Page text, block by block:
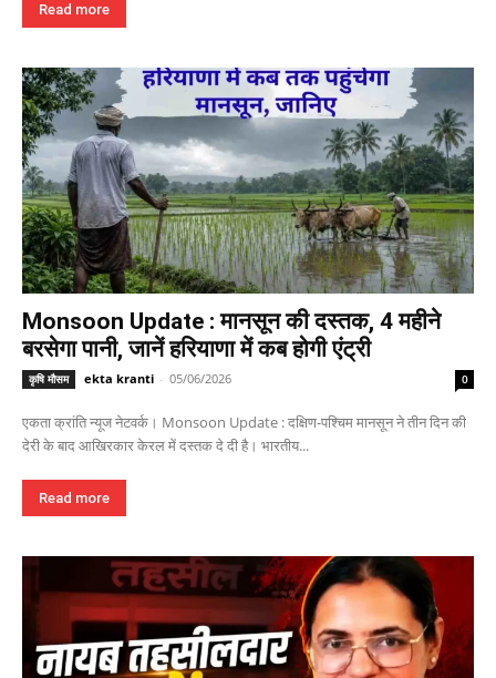
Read more
Monsoon Update : मानसून की दस्तक, 4 महीने
बरसेगा पानी, जानें हरियाणा में कब होगी एंट्री
कृषि मौसम ekta kranti - 05/06/2026 0
एकता क्रांति न्यूज नेटवर्क। Monsoon Update : दक्षिण-पश्चिम मानसून ने तीन दिन की
देरी के बाद आखिरकार केरल में दस्तक दे दी है। भारतीय...
Read more